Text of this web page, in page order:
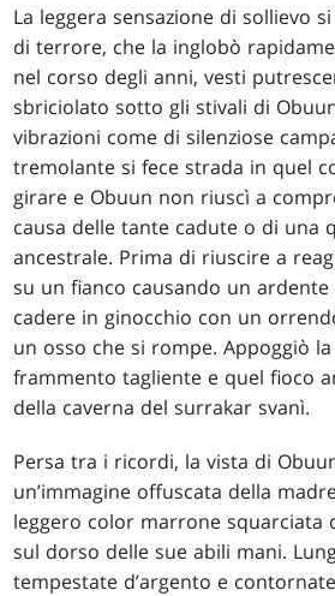
La leggera sensazione di sollievo
di terrore, che la inglobò
nel corso degli anni, vesti
sbriciolato sotto gli stivali di
vibrazioni come di silenziose
tremolante si fece strada in quel
girare e Obuun non riuscì a
causa delle tante cadute o di una
ancestrale. Prima di riuscire a
su un fianco causando un
cadere in ginocchio con un
un osso che si rompe. Appoggiò
frammento tagliente e quel fioco
della caverna del surrakar svanì.
Persa tra i ricordi, la vista di
un’immagine offuscata della
leggero color marrone squarciata
sul dorso delle sue abili mani.
tempestate d’argento e